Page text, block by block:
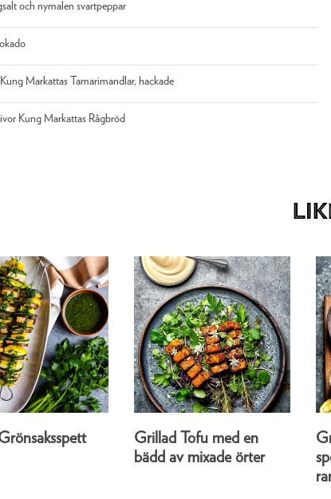
och nymalen svartpeppar
Markattas Tamarimandlar, hackade
Kung Markattas Rågbröd
Grillad Tofu med en
bädd av mixade örter